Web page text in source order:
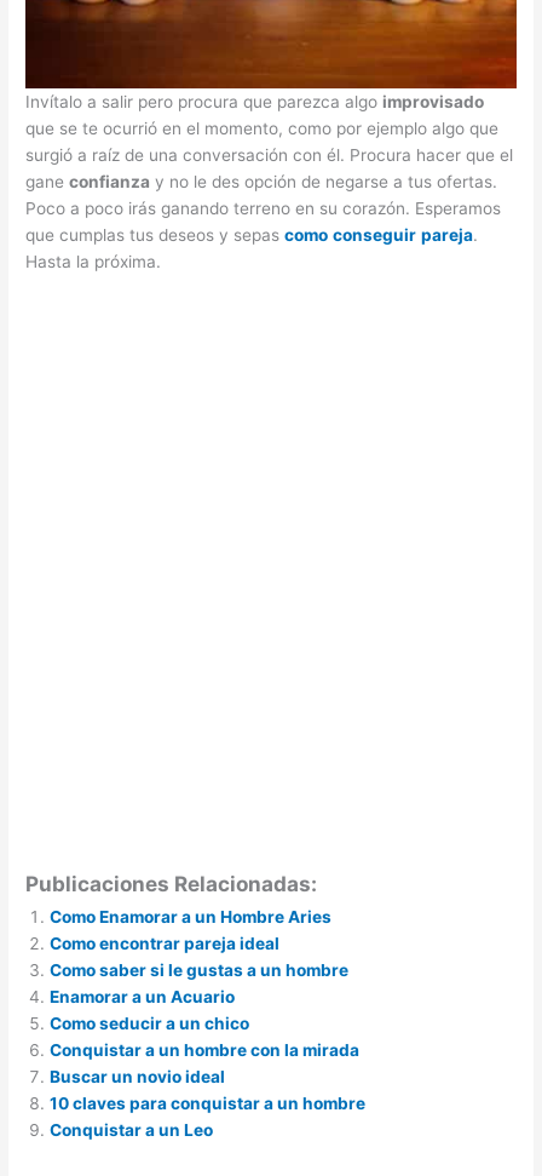
Invítalo a salir pero procura que parezca algo improvisado
que se te ocurrió en el momento, como por ejemplo algo que
surgió a raíz de una conversación con él. Procura hacer que el
ganeconfianza y no le des opción de negarse a tus ofertas.
Poco a poco irás ganando terreno en su corazón. Esperamos
que cumplas tus deseos y sepascomo conseguir pareja.
Hasta la próxima.
Publicaciones Relacionadas:
Como Enamorar a un Hombre Aries
Como encontrar pareja ideal
Como saber si le gustas a un hombre
Enamorar a un Acuario
Como seducir a un chico
Conquistar a un hombre con la mirada
Buscar un novio ideal
10 claves para conquistar a un hombre
Conquistar a un Leo